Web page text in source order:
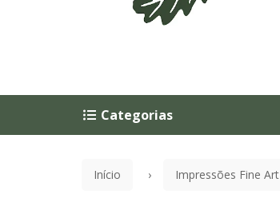
Categorias
Início Impressões Fine Art